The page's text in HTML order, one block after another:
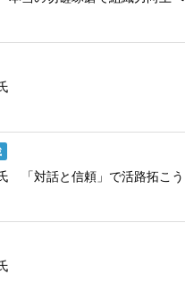
「対話と信頼」で活路拓こう